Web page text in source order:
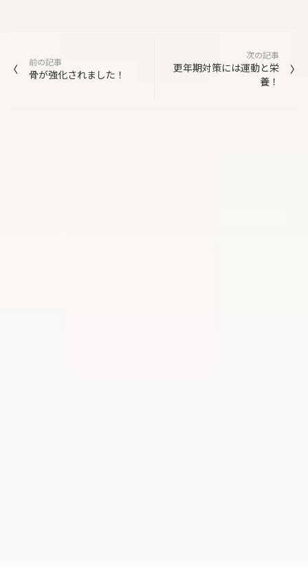
稿
前の記事
骨が強化されました！
次の記事
更年期対策には運動と栄
養！